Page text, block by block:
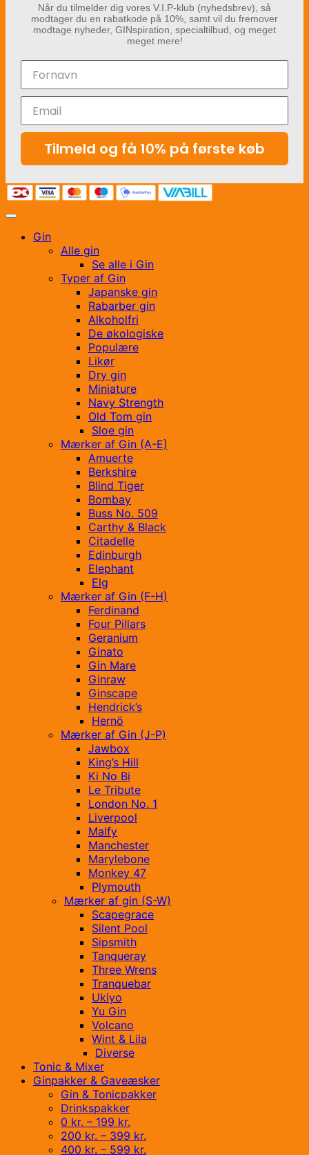
Når du tilmelder dig vores V.I.P-klub (nyhedsbrev), så
modtager du en rabatkode på 10%, samt vil du fremover
modtage nyheder, GINspiration, specialtilbud, og meget
meget mere!
Tilmeld og få 10% på første køb
Gin
Alle gin
Se alle i Gin
Typer af Gin
Japanske gin
Rabarber gin
Alkoholfri
De økologiske
Populære
Likør
Dry gin
Miniature
Navy Strength
Old Tom gin
Sloe gin
Mærker af Gin (A-E)
Amuerte
Berkshire
Blind Tiger
Bombay
Buss No. 509
Carthy & Black
Citadelle
Edinburgh
Elephant
Elg
Mærker af Gin (F-H)
Ferdinand
Four Pillars
Geranium
Ginato
Gin Mare
Ginraw
Ginscape
Hendrick’s
Hernö
Mærker af Gin (J-P)
Jawbox
King’s Hill
Ki No Bi
Le Tribute
London No. 1
Liverpool
Malfy
Manchester
Marylebone
Monkey 47
Plymouth
Mærker af gin (S-W)
Scapegrace
Silent Pool
Sipsmith
Tanqueray
Three Wrens
Tranquebar
Ukiyo
Yu Gin
Volcano
Wint & Lila
Diverse
Tonic & Mixer
Ginpakker & Gaveæsker
Gin & Tonicpakker
Drinkspakker
0 kr. – 199 kr.
200 kr. – 399 kr.
400 kr. – 599 kr.